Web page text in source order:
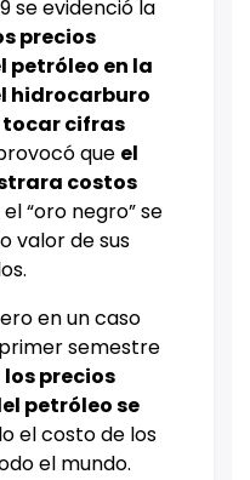
se evidenció la
precios
petróleo en la
hidrocarburo
cifras
que el
costos
“oro negro” se
valor de sus
en un caso
semestre
los precios
petróleo se
el costo de los
el mundo.